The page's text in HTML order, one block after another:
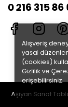
Alışveriş
yasal
(cookies)
Gizlilik ve
erişebilirsiniz.
0 216 315 86
Aşiyan Sanat